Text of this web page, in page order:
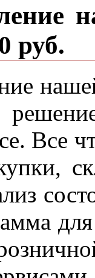
руб.
Все
для